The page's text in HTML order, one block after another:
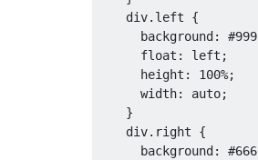
    div
. left {
background: #999
float : left ;
height : 100%;
width: auto;
}
    div
. right {
background: #666